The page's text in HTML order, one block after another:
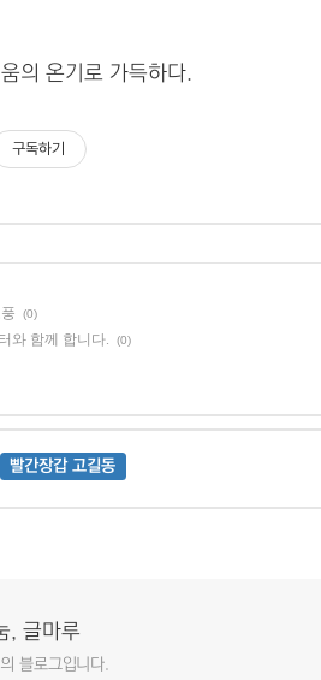
의 온기로 가득하다.
구독하기
(0)
와 함께 합니다. (0)
빨간장갑 고길동
, 글마루
블로그입니다.